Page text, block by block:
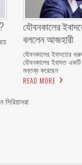
যৌবনকালের
বললেন আজহারী
যৌবনকালের ইবাদতের
যৌবনকালের ইবাদত
মন্তব্য করেছেন
READ MORE